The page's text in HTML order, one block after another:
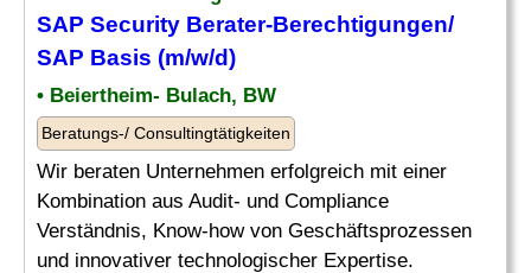
SAP Security Berater-Berechtigungen/
SAP Basis (m/w/d)
• Beiertheim- Bulach, BW
Beratungs-/ Consultingtätigkeiten
Wir beraten Unternehmen erfolgreich mit einer
Kombination aus Audit- und Compliance
Verständnis, Know-how von Geschäftsprozessen
und innovativer technologischer Expertise.